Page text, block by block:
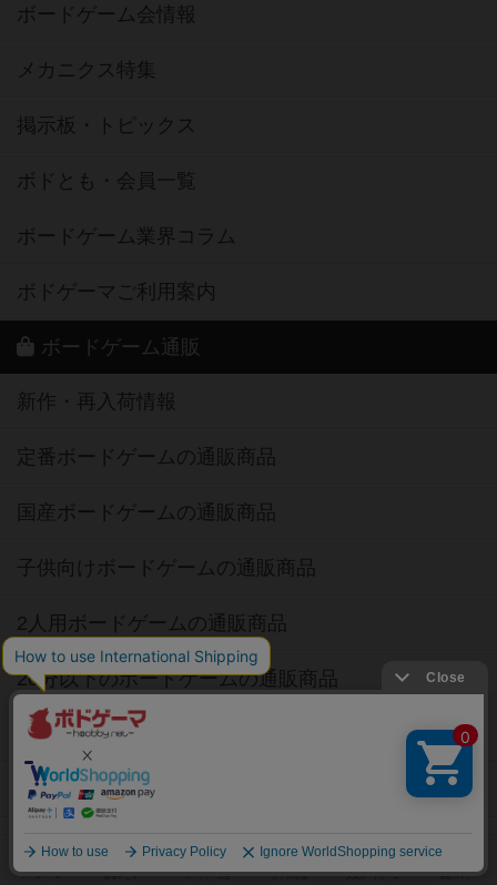
ボードゲーム会情報
メカニクス特集
掲示板・トピックス
ボドとも・会員一覧
ボードゲーム業界コラム
ボドゲーマご利用案内
ボードゲーム通販
新作・再入荷情報
定番ボードゲームの通販商品
国産ボードゲームの通販商品
子供向けボードゲームの通販商品
2人用ボードゲームの通販商品
20分以下のボードゲームの通販商品
60分以上のボードゲームの通販商品
割引購入！ボドクーポンについて
クラウドファンディング ボドファン